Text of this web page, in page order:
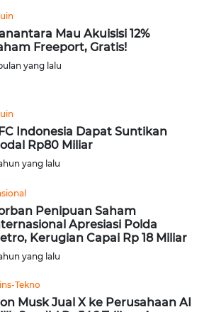
Mau Akuisisi 12%
Freeport, Gratis!
yang lalu
Indonesia Dapat Suntikan
Rp80 Miliar
yang lalu
Penipuan Saham
Apresiasi Polda
Kerugian Capai Rp 18 Miliar
yang lalu
Tekno
Musk Jual X ke Perusahaan AI